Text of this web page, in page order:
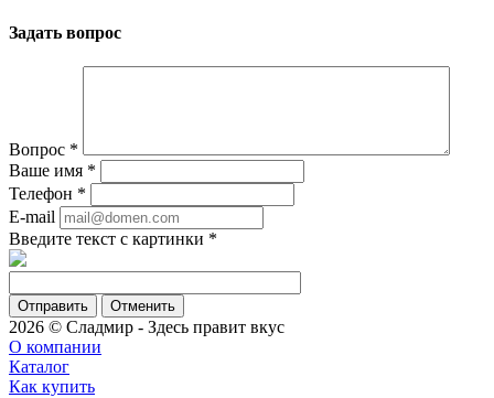
Задать вопрос
Вопрос *
Ваше имя *
Телефон *
E-mail
Введите текст с картинки *
Отменить
2026 © Сладмир - Здесь правит вкус
О компании
Каталог
Как купить